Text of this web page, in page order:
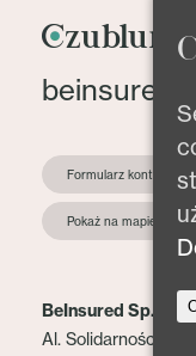
Formularz kontaktowy
Pokaż na mapie
BeInsured Sp. z
Al. Solidarności 153